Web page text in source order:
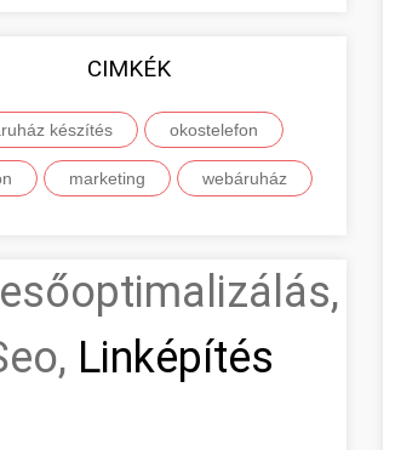
CIMKÉK
készítés okostelefon
marketing webáruház
Linképítés